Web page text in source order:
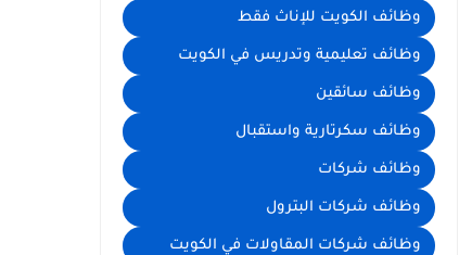
وظائف الكويت للإناث فقط
وظائف تعليمية وتدريس في الكويت
وظائف سائقين
وظائف سكرتارية واستقبال
وظائف شركات
وظائف شركات البترول
وظائف شركات المقاولات في الكويت